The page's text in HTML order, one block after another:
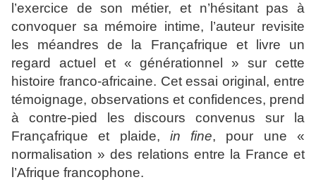
l’exercice de son métier, et n’hésitant pas à
convoquer sa mémoire intime, l’auteur revisite
les méandres de la Françafrique et livre un
regard actuel et « générationnel » sur cette
histoire franco-africaine. Cet essai original, entre
témoignage, observations et confidences, prend
à contre-pied les discours convenus sur la
Françafrique et plaide, in fine, pour une «
normalisation » des relations entre la France et
l’Afrique francophone.